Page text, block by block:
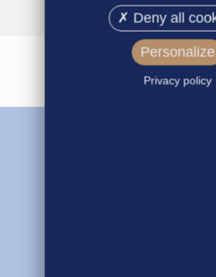
Deny all
Personalize
Privacy policy